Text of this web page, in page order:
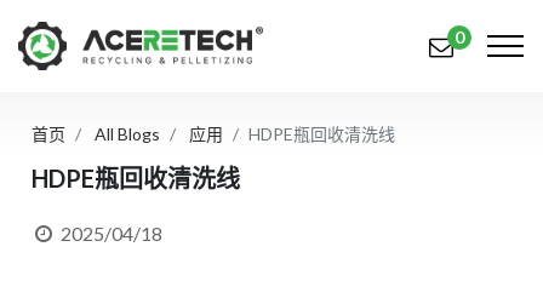
产品
0
首页 All Blogs 应用 HDPE瓶回收清洗线
HDPE瓶回收清洗线
2025/04/18